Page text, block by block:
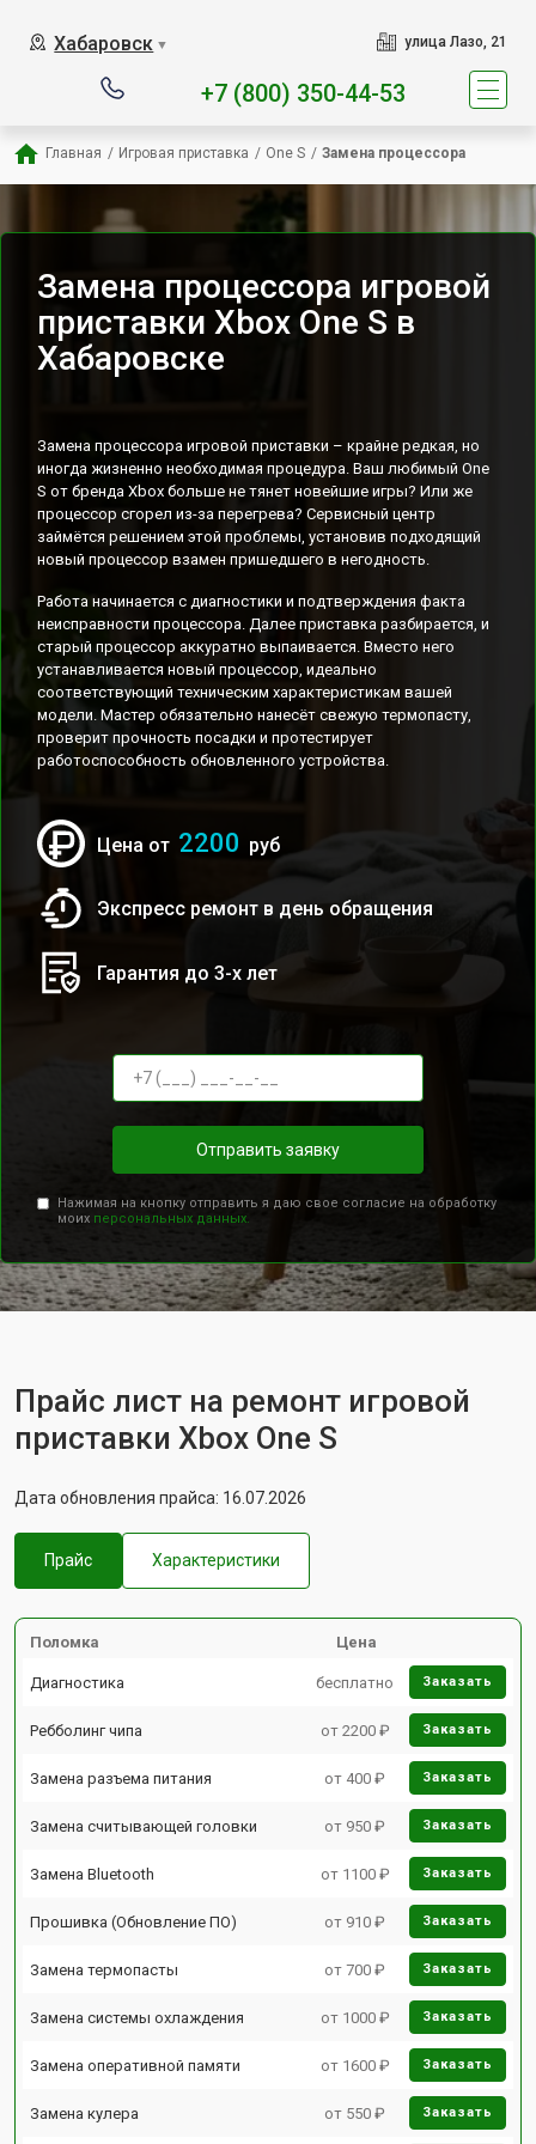
Хабаровск ▼ улица Лазо, 21
+7 (800) 350-44-53
Главная / Игровая приставка / One S / Замена процессора
Замена процессора игровой
приставки Xbox One S в
Хабаровске
Замена процессора игровой приставки – крайне редкая, но
иногда жизненно необходимая процедура. Ваш любимый One
S от бренда Xbox больше не тянет новейшие игры? Или же
процессор сгорел из-за перегрева? Сервисный центр
займётся решением этой проблемы, установив подходящий
новый процессор взамен пришедшего в негодность.
Работа начинается с диагностики и подтверждения факта
неисправности процессора. Далее приставка разбирается, и
старый процессор аккуратно выпаивается. Вместо него
устанавливается новый процессор, идеально
соответствующий техническим характеристикам вашей
модели. Мастер обязательно нанесёт свежую термопасту,
проверит прочность посадки и протестирует
работоспособность обновленного устройства.
Цена от 2200 руб
Экспресс ремонт в день обращения
Гарантия до 3-х лет
Отправить заявку
Нажимая на кнопку отправить я даю свое согласие на обработку
моих персональных данных.
Прайс лист на ремонт игровой
приставки Xbox One S
Дата обновления прайса: 16.07.2026
Прайс Характеристики
Поломка Цена
Диагностика бесплатно Заказать
Ребболинг чипа от 2200 ₽ Заказать
Замена разъема питания от 400 ₽ Заказать
Замена считывающей головки от 950 ₽ Заказать
Замена Bluetooth от 1100 ₽ Заказать
Прошивка (Обновление ПО) от 910 ₽ Заказать
Замена термопасты от 700 ₽ Заказать
Замена системы охлаждения от 1000 ₽ Заказать
Замена оперативной памяти от 1600 ₽ Заказать
Замена кулера от 550 ₽ Заказать